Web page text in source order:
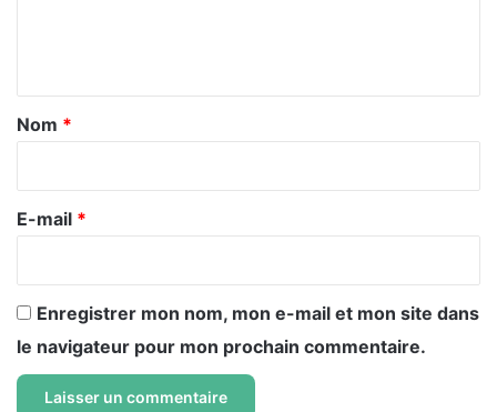
a
r
e
Nom *
E-mail *
Enregistrer mon nom, mon e-mail et mon site dans
le navigateur pour mon prochain commentaire.